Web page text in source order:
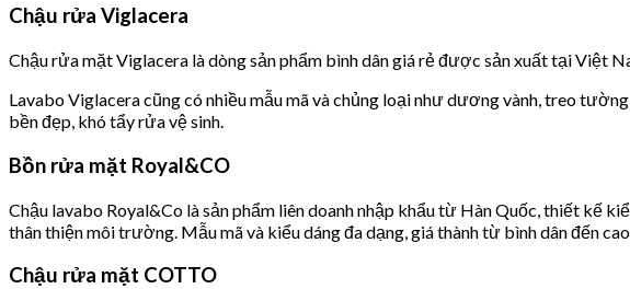
Chậu rửa Viglacera
Chậu rửa mặt Viglacera là dòng sản phẩm bình dân giá rẻ được sản xuất tại Việt
Lavabo Viglacera cũng có nhiều mẫu mã và chủng loại như dương vành, treo
bền đẹp, khó tẩy rửa vệ sinh.
Bồn rửa mặt Royal&CO
Chậu lavabo Royal&Co là sản phẩm liên doanh nhập khẩu từ Hàn Quốc, thiết kế
thân thiện môi trường. Mẫu mã và kiểu dáng đa dạng, giá thành từ bình dân đến
Chậu rửa mặt COTTO